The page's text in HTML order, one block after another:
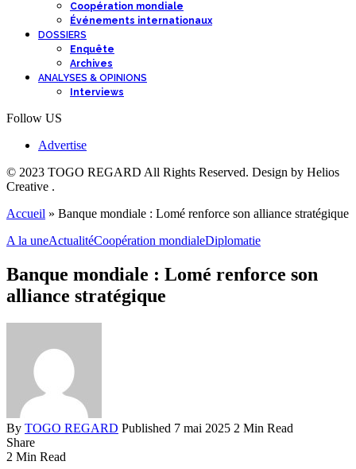
Coopération mondiale
Événements internationaux
DOSSIERS
Enquête
Archives
ANALYSES & OPINIONS
Interviews
Follow US
Advertise
© 2023 TOGO REGARD All Rights Reserved. Design by Helios
Creative .
Accueil » Banque mondiale : Lomé renforce son alliance stratégique
A la uneActualitéCoopération mondialeDiplomatie
Banque mondiale : Lomé renforce son
alliance stratégique
By TOGO REGARD Published 7 mai 2025 2 Min Read
Share
2 Min Read